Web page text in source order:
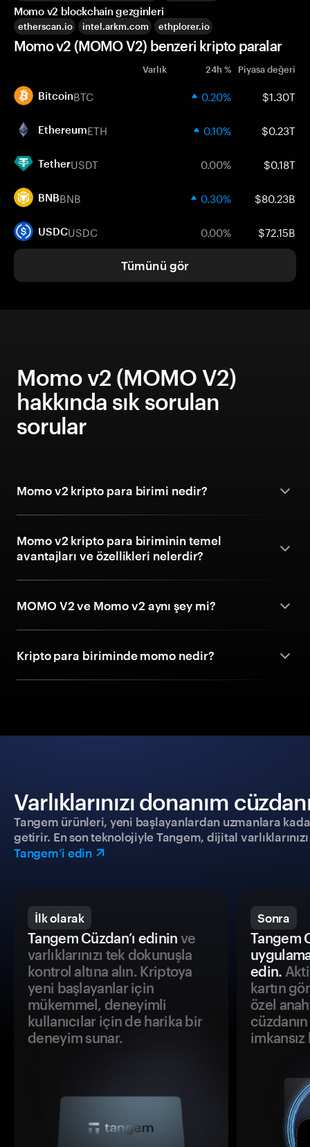
Momo v2 blockchain gezginleri
etherscan.io intel.arkm.com ethplorer.io
Momo v2 (MOMO V2) benzeri kripto paralar
Varlık 24h % Piyasa değeri
BitcoinBTC 0.20% $1.30T
EthereumETH 0.10% $0.23T
TetherUSDT 0.00% $0.18T
BNBBNB 0.30% $80.23B
USDCUSDC 0.00% $72.15B
Tümünü gör
Momo v2 (MOMO V2)
hakkında sık sorulan
sorular
Momo v2 kripto para birimi nedir?
Momo v2 kripto para biriminin temel
avantajları ve özellikleri nelerdir?
MOMO V2 ve Momo v2 aynı şey mi?
Kripto para biriminde momo nedir?
Varlıklarınızı donanım
Tangem ürünleri, yeni başlayanlardan uzmanlara
getirir. En son teknolojiyle Tangem, dijital
Tangem’i edin
İlk olarak
Tangem Cüzdan’ı edinin ve
varlıklarınızı tek dokunuşla
kontrol altına alın. Kriptoya
yeni başlayanlar için
mükemmel, deneyimli
kullanıcılar için de harika bir
deneyim sunar.
Sonra
Tangem
edin.
kartın
özel